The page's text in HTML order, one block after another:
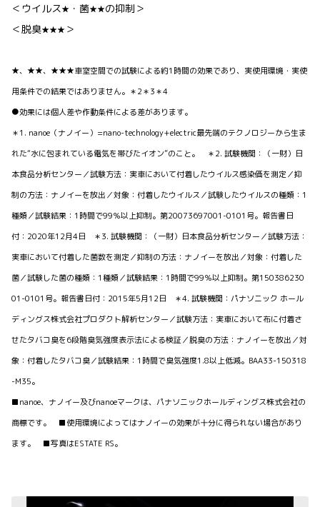
＜ウイルス★ ・菌★★の抑制＞
＜脱臭★★★＞
★、★★、★★★車室空間での試験による約1時間の効果であり、実使用環境・実使
用条件での結果ではありません。＊2＊3＊4
●効果には個人差や作動条件による差があります。
＊1. nanoe（ナノイー）=nano-technology+electric最先端のテクノロジーから生ま
れた“水に包まれている電気を帯びたイオン”のこと。 ＊2. 試験機関：（一財）日
本食品分析センター／試験方法：実車において付着したウイルス感染価を測定／抑
制の方法：ナノイーを放出／対象：付着したウイルス／試験したウイルスの種類：1
種類／試験結果：1時間で99％以上抑制。第20073697001-0101号。報告書日
付：2020年12月4日 ＊3. 試験機関：（一財）日本食品分析センター／試験方法：
実車において付着した菌数を測定／抑制の方法：ナノイーを放出／対象：付着した
菌／試験した菌の種類：1種類／試験結果：1時間で99％以上抑制。第150386230
01-0101号。報告書日付：2015年5月12日 ＊4. 試験機関：パナソニック ホール
ディングス株式会社プロダクト解析センター／試験方法：実車において布に付着さ
せたタバコ臭を6段階臭気強度表示法による検証／脱臭の方法：ナノイーを放出／対
象：付着したタバコ臭／試験結果：1時間で臭気強度1.8以上低減。BAA33-150318
-M35。
■nanoe、ナノイー及びnanoeマークは、パナソニックホールディングス株式会社の
商標です。 ■使用環境によってはナノイーの効果が十分に得られない場合があり
ます。 ■写真はESTATE RS。